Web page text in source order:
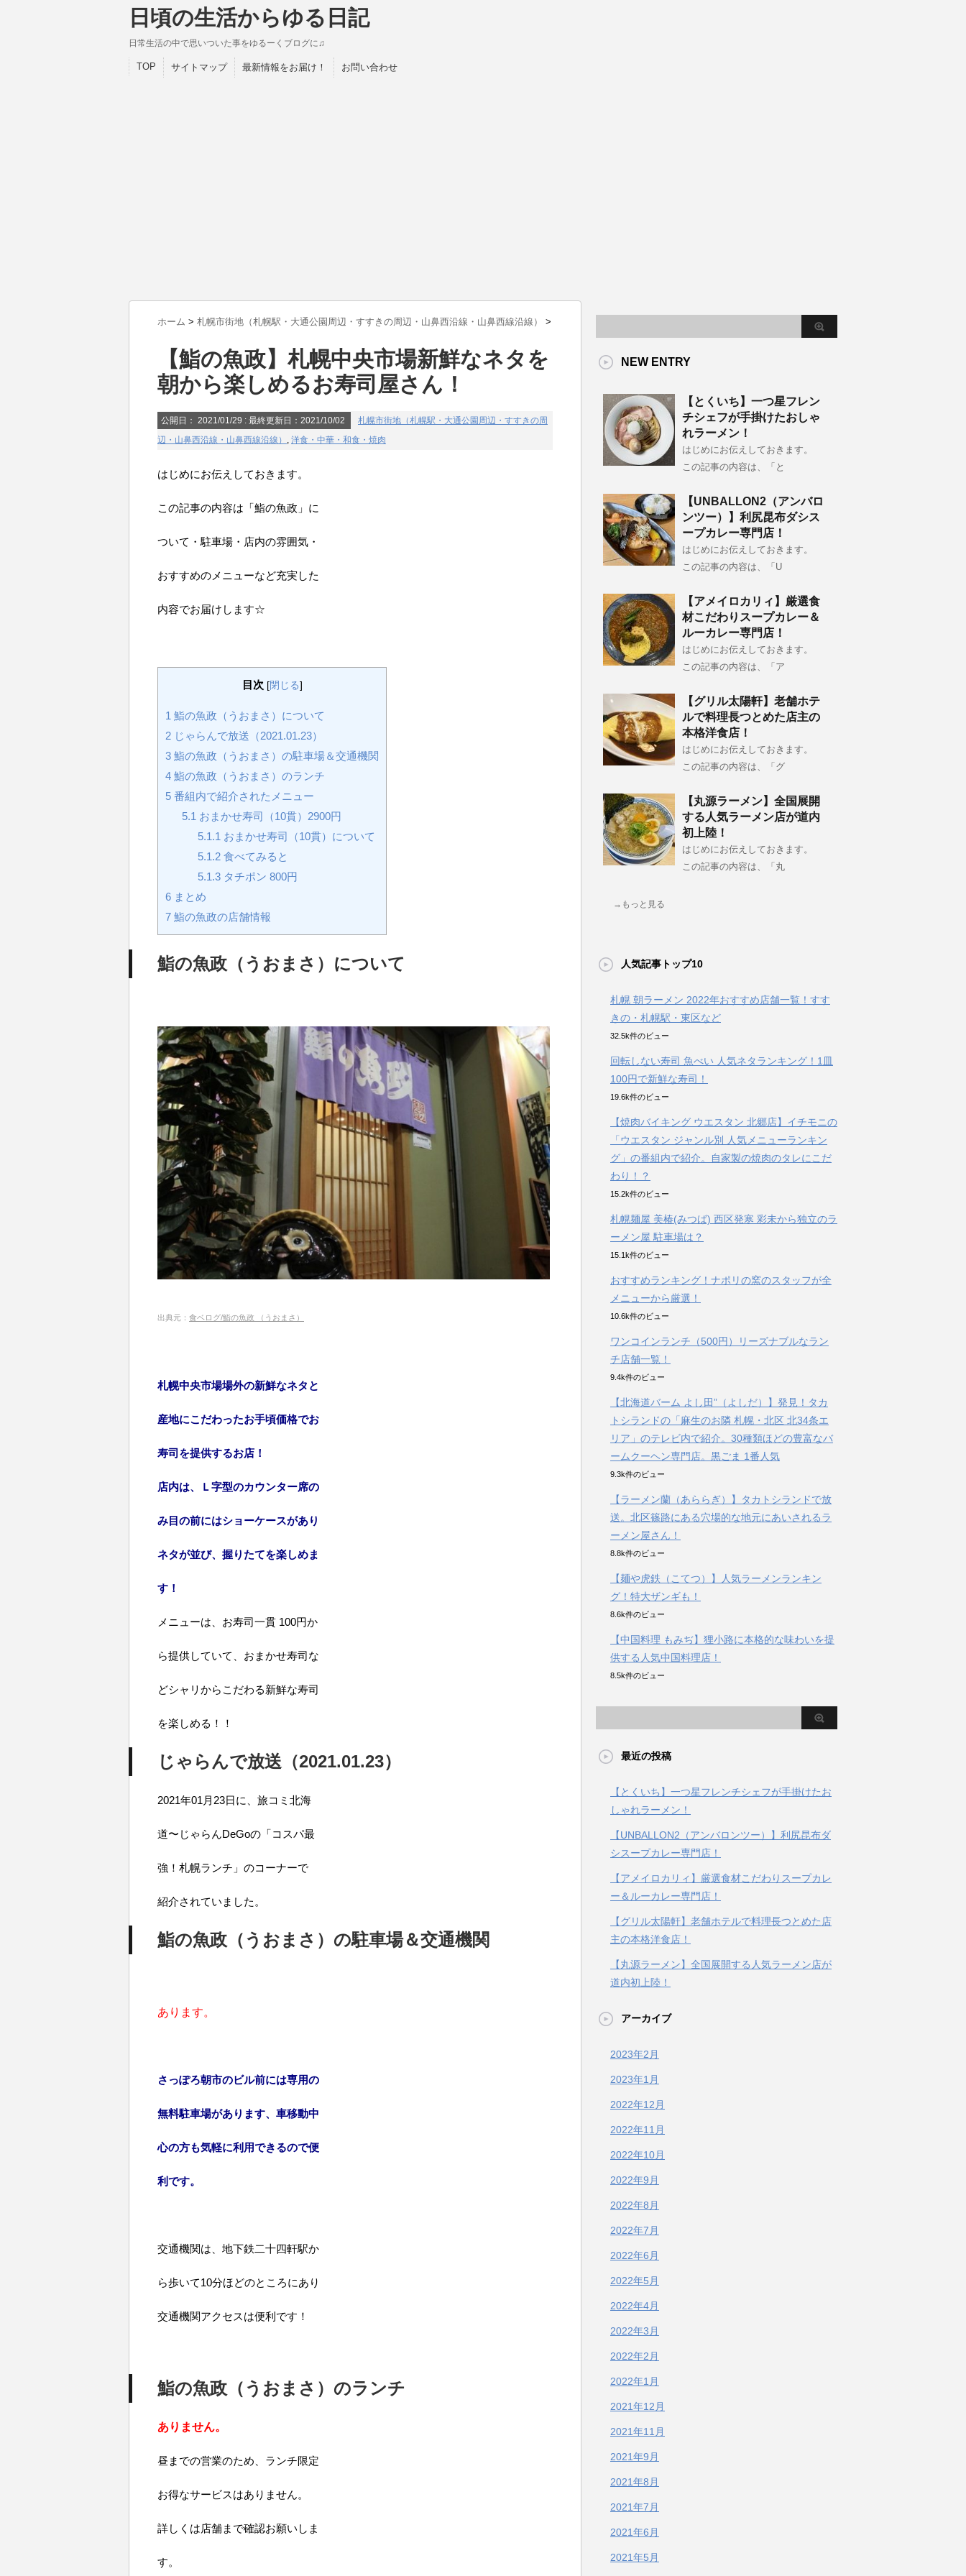
日頃の生活からゆる日記
日常生活の中で思いついた事をゆるーくブログに♫
TOP サイトマップ 最新情報をお届け！ お問い合わせ
ホーム > 札幌市街地（札幌駅・大通公園周辺・すすきの周辺・山鼻西沿線・山鼻西線沿線） >
【鮨の魚政】札幌中央市場新鮮なネタを
朝から楽しめるお寿司屋さん！
公開日： 2021/01/29 : 最終更新日：2021/10/02
札幌市街地（札幌駅・大通公園周辺・すすきの周
辺・山鼻西沿線・山鼻西線沿線） , 洋食・中華・和食・焼肉
はじめにお伝えしておきます。
この記事の内容は「鮨の魚政」に
ついて・駐車場・店内の雰囲気・
おすすめのメニューなど充実した
内容でお届けします☆
目次 [閉じる]
1 鮨の魚政（うおまさ）について
2 じゃらんで放送（2021.01.23）
3 鮨の魚政（うおまさ）の駐車場＆交通機関
4 鮨の魚政（うおまさ）のランチ
5 番組内で紹介されたメニュー
5.1 おまかせ寿司（10貫）2900円
5.1.1 おまかせ寿司（10貫）について
5.1.2 食べてみると
5.1.3 タチポン 800円
6 まとめ
7 鮨の魚政の店舗情報
鮨の魚政（うおまさ）について
出典元： 食ベログ/鮨の魚政 （うおまさ）
札幌中央市場場外の新鮮なネタと
産地にこだわったお手頃価格でお
寿司を提供するお店！
店内は、Ｌ字型のカウンター席の
み目の前にはショーケースがあり
ネタが並び、握りたてを楽しめま
す！
メニューは、お寿司一貫 100円か
ら提供していて、おまかせ寿司な
どシャリからこだわる新鮮な寿司
を楽しめる！！
じゃらんで放送（2021.01.23）
2021年01月23日に、旅コミ北海
道〜じゃらんDeGoの「コスパ最
強！札幌ランチ」のコーナーで
紹介されていました。
鮨の魚政（うおまさ）の駐車場＆交通機関
あります。
さっぽろ朝市のビル前には専用の
無料駐車場があります、車移動中
心の方も気軽に利用できるので便
利です。
交通機関は、地下鉄二十四軒駅か
ら歩いて10分ほどのところにあり
交通機関アクセスは便利です！
鮨の魚政（うおまさ）のランチ
ありません。
昼までの営業のため、ランチ限定
お得なサービスはありません。
詳しくは店舗まで確認お願いしま
す。
NEW ENTRY
【とくいち】一つ星フレン
チシェフが手掛けたおしゃ
れラーメン！
はじめにお伝えしておきます。
この記事の内容は、「と
【UNBALLON2（アンバロ
ンツー）】利尻昆布ダシス
ープカレー専門店！
はじめにお伝えしておきます。
この記事の内容は、「U
【アメイロカリィ】厳選食
材こだわりスープカレー＆
ルーカレー専門店！
はじめにお伝えしておきます。
この記事の内容は、「ア
【グリル太陽軒】老舗ホテ
ルで料理長つとめた店主の
本格洋食店！
はじめにお伝えしておきます。
この記事の内容は、「グ
【丸源ラーメン】全国展開
する人気ラーメン店が道内
初上陸！
はじめにお伝えしておきます。
この記事の内容は、「丸
→もっと見る
人気記事トップ10
札幌 朝ラーメン 2022年おすすめ店舗一覧！すす
きの・札幌駅・東区など
32.5k件のビュー
回転しない寿司 魚べい 人気ネタランキング！1皿
100円で新鮮な寿司！
19.6k件のビュー
【焼肉バイキング ウエスタン 北郷店】イチモニの
「ウエスタン ジャンル別 人気メニューランキン
グ」の番組内で紹介。自家製の焼肉のタレにこだ
わり！？
15.2k件のビュー
札幌麺屋 美椿(みつば) 西区発寒 彩未から独立のラ
ーメン屋 駐車場は？
15.1k件のビュー
おすすめランキング！ナポリの窯のスタッフが全
メニューから厳選！
10.6k件のビュー
ワンコインランチ（500円）リーズナブルなラン
チ店舗一覧！
9.4k件のビュー
【北海道バーム よし田”（よしだ）】発見！タカ
トシランドの「麻生のお隣 札幌・北区 北34条エ
リア」のテレビ内で紹介。30種類ほどの豊富なバ
ームクーヘン専門店。黒ごま 1番人気
9.3k件のビュー
【ラーメン蘭（あららぎ）】タカトシランドで放
送。北区篠路にある穴場的な地元にあいされるラ
ーメン屋さん！
8.8k件のビュー
【麺や虎鉄（こてつ）】人気ラーメンランキン
グ！特大ザンギも！
8.6k件のビュー
【中国料理 もみぢ】狸小路に本格的な味わいを提
供する人気中国料理店！
8.5k件のビュー
最近の投稿
【とくいち】一つ星フレンチシェフが手掛けたお
しゃれラーメン！
【UNBALLON2（アンバロンツー）】利尻昆布ダ
シスープカレー専門店！
【アメイロカリィ】厳選食材こだわりスープカレ
ー＆ルーカレー専門店！
【グリル太陽軒】老舗ホテルで料理長つとめた店
主の本格洋食店！
【丸源ラーメン】全国展開する人気ラーメン店が
道内初上陸！
アーカイブ
2023年2月
2023年1月
2022年12月
2022年11月
2022年10月
2022年9月
2022年8月
2022年7月
2022年6月
2022年5月
2022年4月
2022年3月
2022年2月
2022年1月
2021年12月
2021年11月
2021年9月
2021年8月
2021年7月
2021年6月
2021年5月